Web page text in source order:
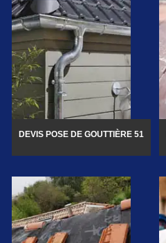
DEVIS POSE DE GOUTTIÈRE 51